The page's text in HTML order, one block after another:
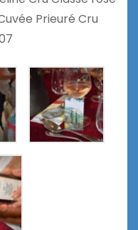
Prieuré Cru